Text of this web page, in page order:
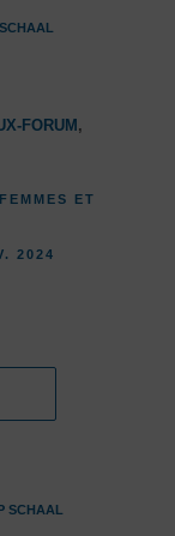
FORUM ,
ET
2024
SCHAAL